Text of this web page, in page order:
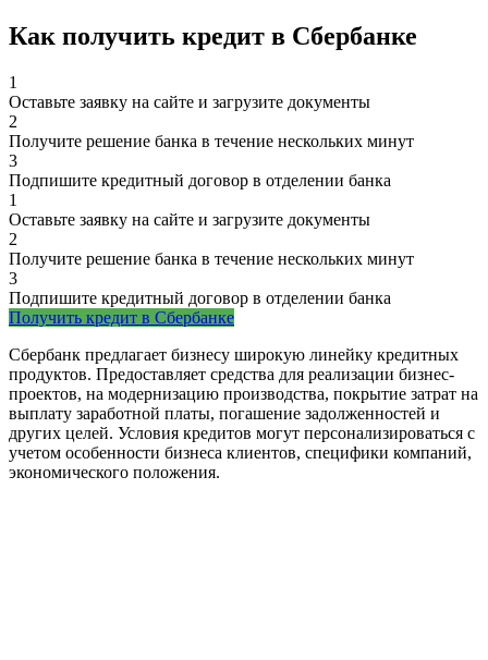
Как получить кредит в Сбербанке
1
Оставьте заявку на сайте и загрузите документы
2
Получите решение банка в течение нескольких минут
3
Подпишите кредитный договор в отделении банка
1
Оставьте заявку на сайте и загрузите документы
2
Получите решение банка в течение нескольких минут
3
Подпишите кредитный договор в отделении банка
Получить кредит в Сбербанке
Сбербанк предлагает бизнесу широкую линейку кредитных
продуктов. Предоставляет средства для реализации бизнес-
проектов, на модернизацию производства, покрытие затрат на
выплату заработной платы, погашение задолженностей и
других целей. Условия кредитов могут персонализироваться с
учетом особенности бизнеса клиентов, специфики компаний,
экономического положения.